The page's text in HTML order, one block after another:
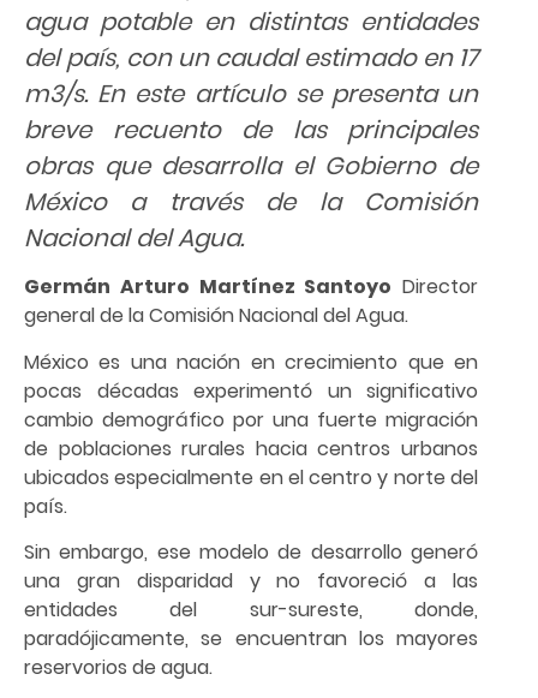
agua potable en distintas entidades
del país, con un caudal estimado en 17
m3/s. En este artículo se presenta un
breve recuento de las principales
obras que desarrolla el Gobierno de
México a través de la Comisión
Nacional del Agua.
Germán Arturo Martínez Santoyo Director
general de la Comisión Nacional del Agua.
México es una nación en crecimiento que en
pocas décadas experimentó un significativo
cambio demográfico por una fuerte migración
de poblaciones rurales hacia centros urbanos
ubicados especialmente en el centro y norte del
país.
Sin embargo, ese modelo de desarrollo generó
una gran disparidad y no favoreció a las
entidades del sur-sureste, donde,
paradójicamente, se encuentran los mayores
reservorios de agua.